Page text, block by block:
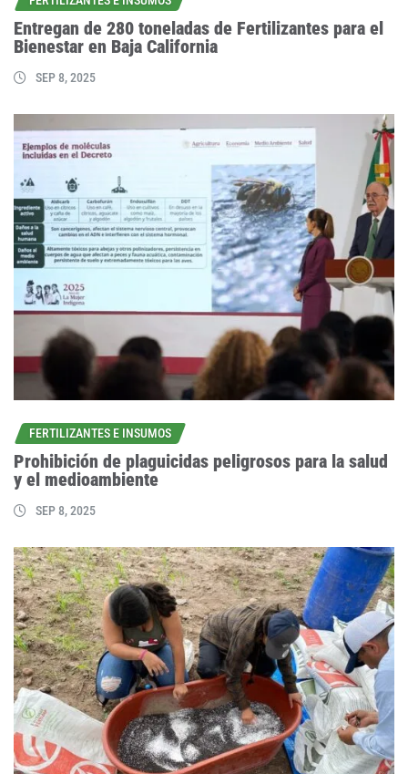
Entregan de 280 toneladas de Fertilizantes para el
Bienestar en Baja California
SEP 8, 2025
FERTILIZANTES E INSUMOS
Prohibición de plaguicidas peligrosos para la salud
y el medioambiente
SEP 8, 2025